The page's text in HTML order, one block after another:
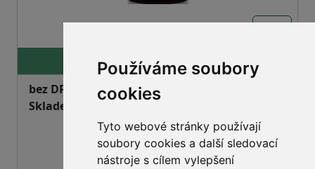
Používáme soubory
cookies
Tyto webové stránky používají
soubory cookies a další sledovací
nástroje s cílem vylepšení
310,37 Kč
bez DPH:
256,50 Kč
Skladem